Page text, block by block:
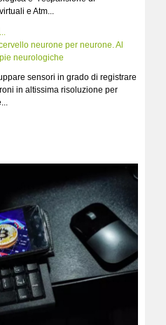
e Atm...
sensori in grado di registrare
in altissima risoluzione per